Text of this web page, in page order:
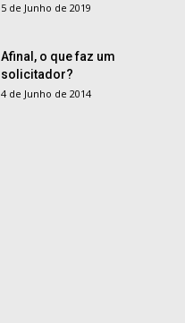
5 de Junho de 2019
Afinal, o que faz um
solicitador?
4 de Junho de 2014